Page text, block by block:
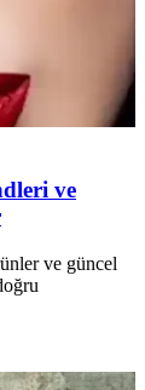
ve
ve güncel